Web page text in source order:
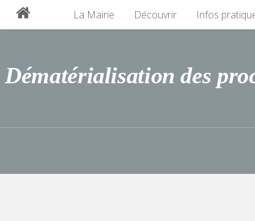
La Mairie Découvrir Infos
Dématérialisation des